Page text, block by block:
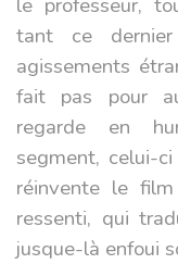
tant ce
agissements
fait pas pour
regarde en
segment, celui-
réinvente le
ressenti, qui
jusque-là enfoui